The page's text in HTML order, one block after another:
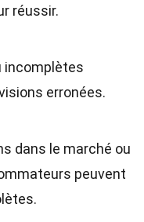
réussir.
incomplètes
erronées.
dans le marché ou
peuvent